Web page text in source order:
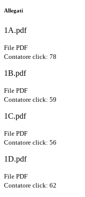
Allegati
1A.pdf
File PDF
Contatore click: 78
1B.pdf
File PDF
Contatore click: 59
1C.pdf
File PDF
Contatore click: 56
1D.pdf
File PDF
Contatore click: 62